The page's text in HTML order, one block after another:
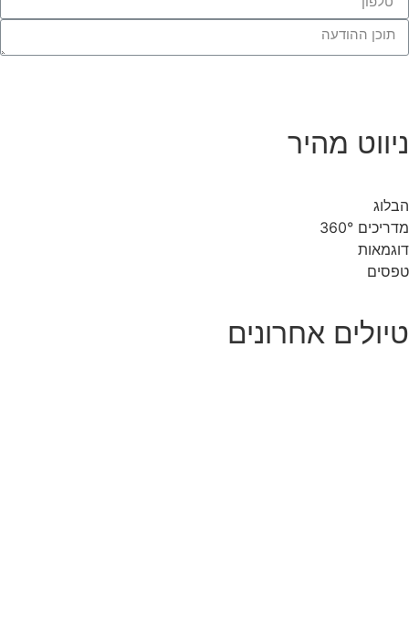
ניווט מהיר
הבלוג
מדריכים 360°
דוגמאות
טפסים
טיולים אחרונים